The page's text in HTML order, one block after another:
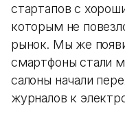
стартапов с
которым не
рынок. Мы же
смартфоны стали
салоны начали
журналов к